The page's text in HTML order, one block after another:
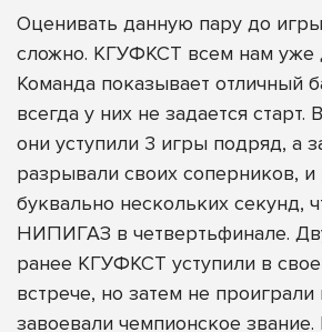
Оценивать данную пару до
сложно. КГУФКСТ всем нам уже
Команда показывает отличный
всегда у них не задается
они уступили 3 игры подряд, а
разрывали своих соперников, и
буквально нескольких секунд,
НИПИГАЗ в четвертьфинале.
ранее КГУФКСТ уступили в
встрече, но затем не
завоевали чемпионское